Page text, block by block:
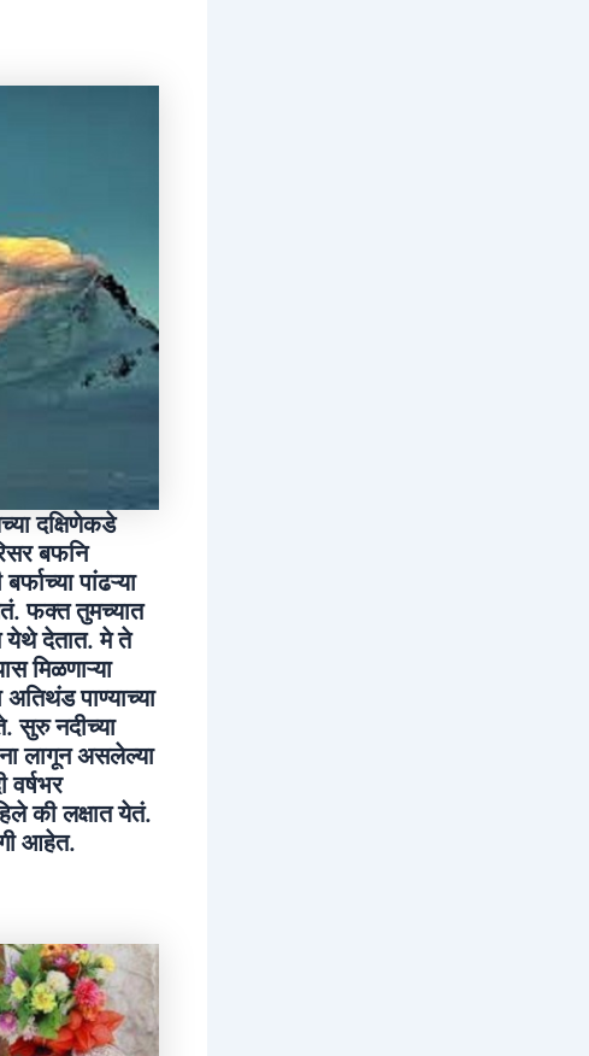
दक्षिणेकडे
बफनि
पांढऱ्या
फक्त तुमच्यात
येथे देतात. मे ते
मिळणाऱ्या
पाण्याच्या
सुरु नदीच्या
लागून असलेल्या
वर्षभर
की लक्षात येतं.
आहेत.